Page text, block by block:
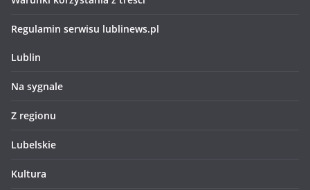
Regulamin serwisu lublinews.pl
Lublin
Na sygnale
Z regionu
Lubelskie
Kultura